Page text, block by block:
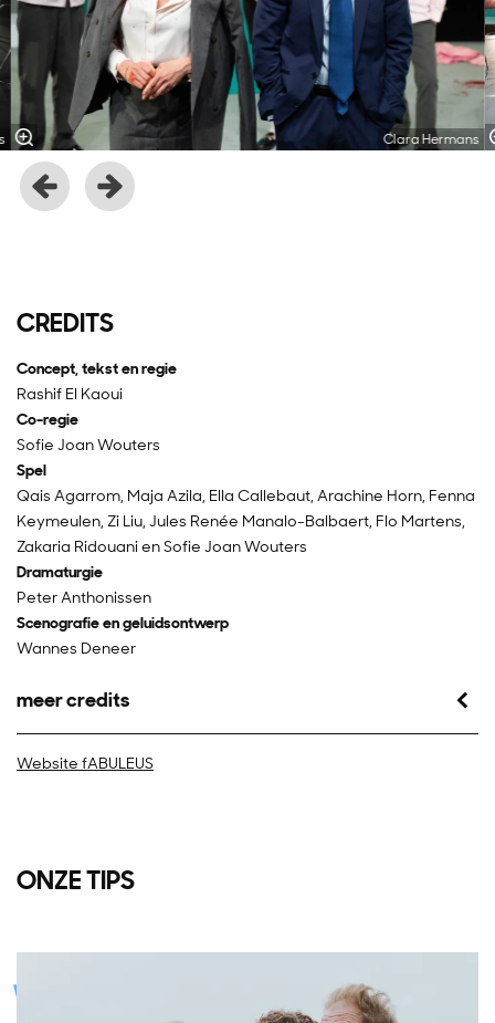
Clara Hermans
CREDITS
Concept, tekst en regie
Rashif El Kaoui
Co-regie
Sofie Joan Wouters
Spel
Qais Agarrom, Maja Azila, Ella Callebaut, Arachine Horn, Fenna
Keymeulen, Zi Liu, Jules Renée Manalo-Balbaert, Flo Martens,
Zakaria Ridouani en Sofie Joan Wouters
Dramaturgie
Peter Anthonissen
Scenografie en geluidsontwerp
Wannes Deneer
meer credits
Website fABULEUS
ONZE TIPS